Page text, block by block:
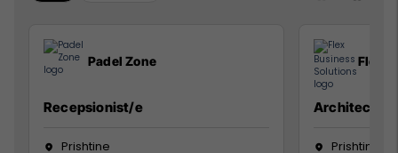
Padel Zone
Recepsionist/e
Prishtine
Flex
Architect
Prishtinë